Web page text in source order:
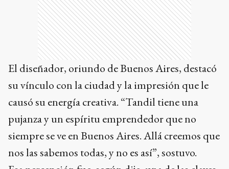
El diseñador, oriundo de Buenos Aires, destacó
su vínculo con la ciudad y la impresión que le
causó su energía creativa. “Tandil tiene una
pujanza y un espíritu emprendedor que no
siempre se ve en Buenos Aires. Allá creemos que
nos las sabemos todas, y no es así”, sostuvo.